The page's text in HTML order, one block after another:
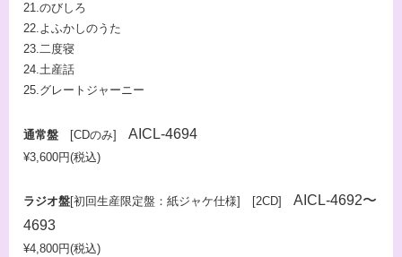
21.のびしろ
22.よふかしのうた
23.二度寝
24.土産話
25.グレートジャーニー
通常盤 [CDのみ] AICL-4694
¥3,600円(税込)
ラジオ盤[初回生産限定盤：紙ジャケ仕様] [2CD] AICL-4692〜
4693
¥4,800円(税込)